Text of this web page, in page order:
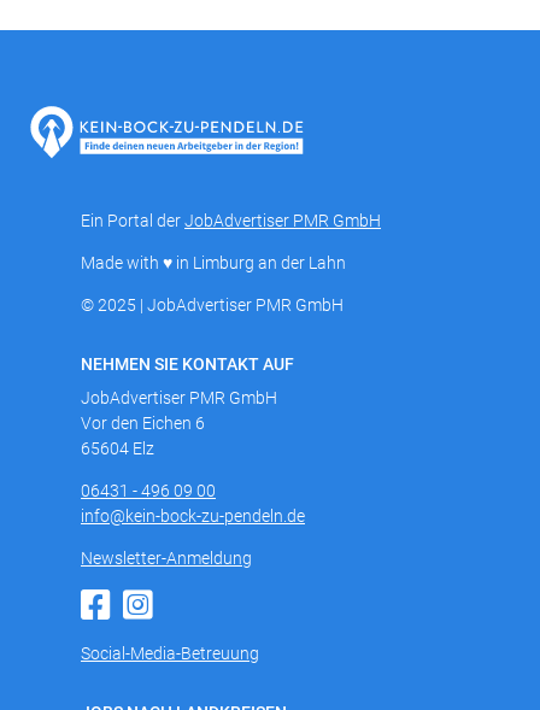
Ein Portal derJobAdvertiser PMR GmbH
Made with ♥ in Limburg an der Lahn
© 2025 | JobAdvertiser PMR GmbH
NEHMEN SIE KONTAKT AUF
JobAdvertiser PMR GmbH
Vor den Eichen 6
65604 Elz
06431 - 496 09 00
info@kein-bock-zu-pendeln.de
Newsletter-Anmeldung
Social-Media-Betreuung